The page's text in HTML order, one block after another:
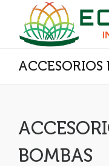
ACCESORIOS
BOMBAS